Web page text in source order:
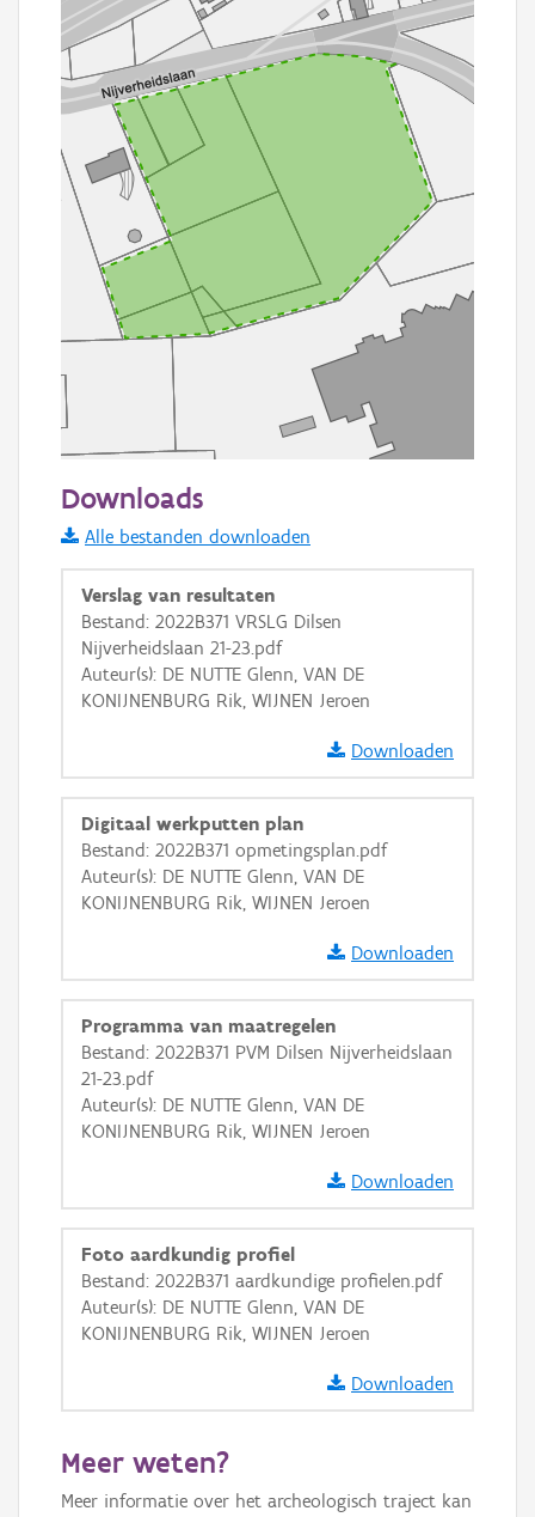
Informatie Vlaanderen
i
+ −
Basis Lagen
OSM-Basiskaart
GRB-Basiskaart in grijswaarden
Downloads
Alle bestanden downloaden
Verslag van resultaten
Bestand: 2022B371 VRSLG Dilsen
Nijverheidslaan 21-23.pdf
Auteur(s): DE NUTTE Glenn, VAN DE
KONIJNENBURG Rik, WIJNEN Jeroen
Downloaden
Digitaal werkputten plan
Bestand: 2022B371 opmetingsplan.pdf
Auteur(s): DE NUTTE Glenn, VAN DE
KONIJNENBURG Rik, WIJNEN Jeroen
Downloaden
Programma van maatregelen
Bestand: 2022B371 PVM Dilsen Nijverheidslaan
21-23.pdf
Auteur(s): DE NUTTE Glenn, VAN DE
KONIJNENBURG Rik, WIJNEN Jeroen
Downloaden
Foto aardkundig profiel
Bestand: 2022B371 aardkundige profielen.pdf
Auteur(s): DE NUTTE Glenn, VAN DE
KONIJNENBURG Rik, WIJNEN Jeroen
Downloaden
Meer weten?
Meer informatie over het archeologisch traject kan